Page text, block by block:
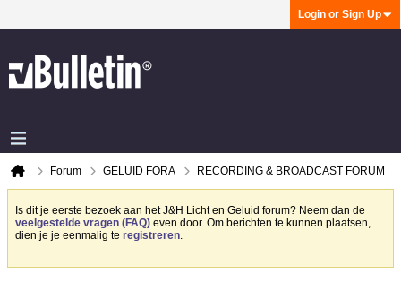
Login or Sign Up
Forum GELUID FORA RECORDING & BROADCAST FORUM
Is dit je eerste bezoek aan het J&H Licht en Geluid forum? Neem dan de
veelgestelde vragen (FAQ) even door. Om berichten te kunnen plaatsen,
dien je je eenmalig te registreren.